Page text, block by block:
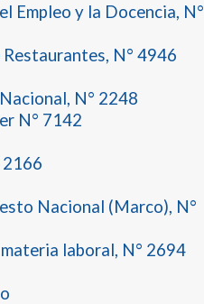
Empleo y la Docencia, N°
N° 4946
N° 2248
N° 7142
2166
Nacional (Marco), N°
laboral, N° 2694